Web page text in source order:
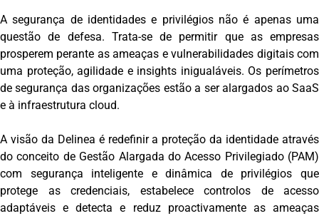
A segurança de identidades e privilégios não é apenas uma
questão de defesa. Trata-se de permitir que as empresas
prosperem perante as ameaças e vulnerabilidades digitais com
uma proteção, agilidade e insights inigualáveis. Os perímetros
de segurança das organizações estão a ser alargados ao SaaS
e à infraestrutura cloud.
A visão da Delinea é redefinir a proteção da identidade através
do conceito de Gestão Alargada do Acesso Privilegiado (PAM)
com segurança inteligente e dinâmica de privilégios que
protege as credenciais, estabelece controlos de acesso
adaptáveis e detecta e reduz proactivamente as ameaças